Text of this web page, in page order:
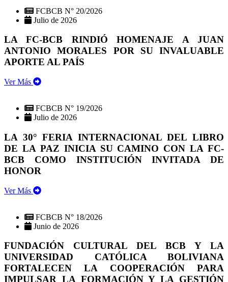
FCBCB N° 20/2026
Julio de 2026
LA FC-BCB RINDIÓ HOMENAJE A JUAN
ANTONIO MORALES POR SU INVALUABLE
APORTE AL PAÍS
Ver Más
FCBCB N° 19/2026
Julio de 2026
LA 30° FERIA INTERNACIONAL DEL LIBRO
DE LA PAZ INICIA SU CAMINO CON LA FC-
BCB COMO INSTITUCIÓN INVITADA DE
HONOR
Ver Más
FCBCB N° 18/2026
Junio de 2026
FUNDACIÓN CULTURAL DEL BCB Y LA
UNIVERSIDAD CATÓLICA BOLIVIANA
FORTALECEN LA COOPERACIÓN PARA
IMPULSAR LA FORMACIÓN Y LA GESTIÓN